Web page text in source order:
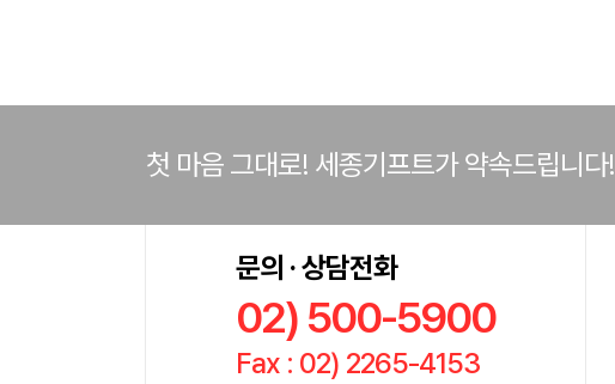
첫 마음 그대로! 세종기프트가 약속드립니다!
문의 · 상담전화
02) 500-5900
Fax : 02) 2265-4153